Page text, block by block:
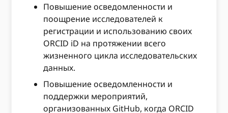
Повышение осведомленности и
поощрение исследователей к
регистрации и использованию своих
ORCID iD на протяжении всего
жизненного цикла исследовательских
данных.
Повышение осведомленности и
поддержки мероприятий,
организованных GitHub, когда ORCID